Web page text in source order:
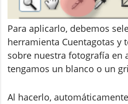
Para aplicarlo, debemos
herramienta Cuentagotas y
sobre nuestra fotografía en
tengamos un blanco o un
Al hacerlo,